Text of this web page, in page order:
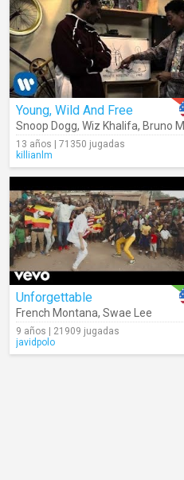
Young, Wild And Free
Snoop Dogg, Wiz Khalifa, Bruno Mars
13 años | 71350 jugadas
killianlm
Unforgettable
French Montana, Swae Lee
9 años | 21909 jugadas
javidpolo